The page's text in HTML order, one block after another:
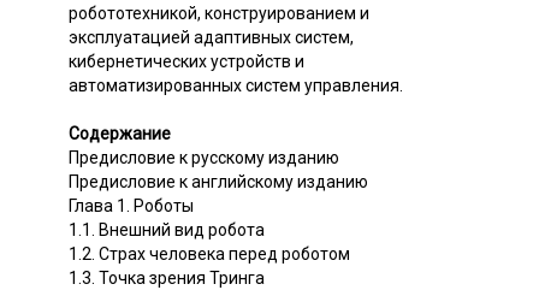
робототехникой, конструированием и
эксплуатацией адаптивных систем,
кибернетических устройств и
автоматизированных систем управления.
Содержание
Предисловие к русскому изданию
Предисловие к английскому изданию
Глава 1. Роботы
1.1. Внешний вид робота
1.2. Страх человека перед роботом
1.3. Точка зрения Тринга